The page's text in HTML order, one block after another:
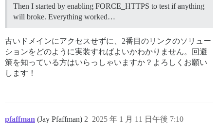
Then I started by enabling FORCE_HTTPS to test if anything
will broke. Everything worked…
古いドメインにアクセスせずに、2番目のリンクのソリュー
ションをどのように実装すればよいかわかりません。回避
策を知っている方はいらっしゃいますか？よろしくお願い
します！
pfaffman (Jay Pfaffman) 2025 年 1 月 11 日午後 7:10
2